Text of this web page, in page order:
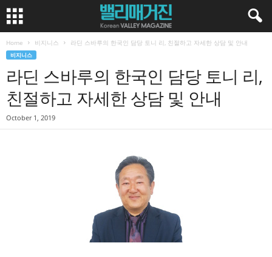
Home 비지니스 라딘 스바루의 한국인 담당 토니 리, 친절하고 자세한 상담 및 안내
비지니스
라딘 스바루의 한국인 담당 토니 리,
친절하고 자세한 상담 및 안내
October 1, 2019